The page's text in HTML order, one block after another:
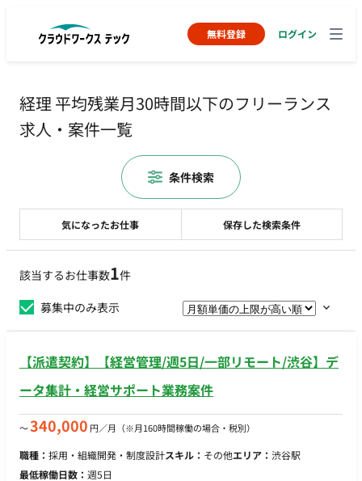
無料登録 ログイン
経理 平均残業月30時間以下のフリーランス
求人・案件一覧
該当するお仕事数1件
募集中のみ表示
【派遣契約】【経営管理/週5日/一部リモート/渋谷】デ
ータ集計・経営サポート業務案件
〜340,000 円／月 （※月160時間稼働の場合・税別）
職種： 採用・組織開発・制度設計スキル： その他エリア： 渋谷駅
最低稼働日数： 週5日
気になったお仕事 保存した検索条件
条件検索